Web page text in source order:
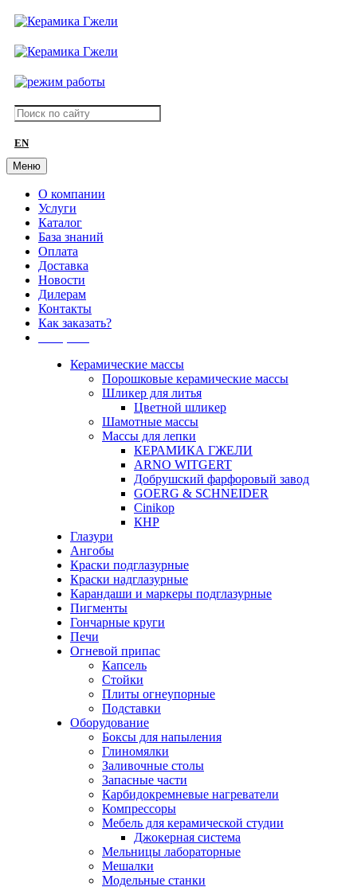
EN
Меню
О компании
Услуги
Каталог
База знаний
Оплата
Доставка
Новости
Дилерам
Контакты
Как заказать?
Керамические массы
Порошковые керамические массы
Шликер для литья
Цветной шликер
Шамотные массы
Массы для лепки
КЕРАМИКА ГЖЕЛИ
ARNO WITGERT
Добрушский фарфоровый завод
GOERG & SCHNEIDER
Cinikop
КНР
Глазури
Ангобы
Краски подглазурные
Краски надглазурные
Карандаши и маркеры подглазурные
Пигменты
Гончарные круги
Печи
Огневой припас
Капсель
Стойки
Плиты огнеупорные
Подставки
Оборудование
Боксы для напыления
Глиномялки
Заливочные столы
Запасные части
Карбидокремневые нагреватели
Компрессоры
Мебель для керамической студии
Джокерная система
Мельницы лабораторные
Мешалки
Модельные станки